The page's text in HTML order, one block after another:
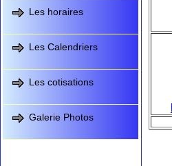
Les horaires
Les Calendriers
Les cotisations
Galerie Photos